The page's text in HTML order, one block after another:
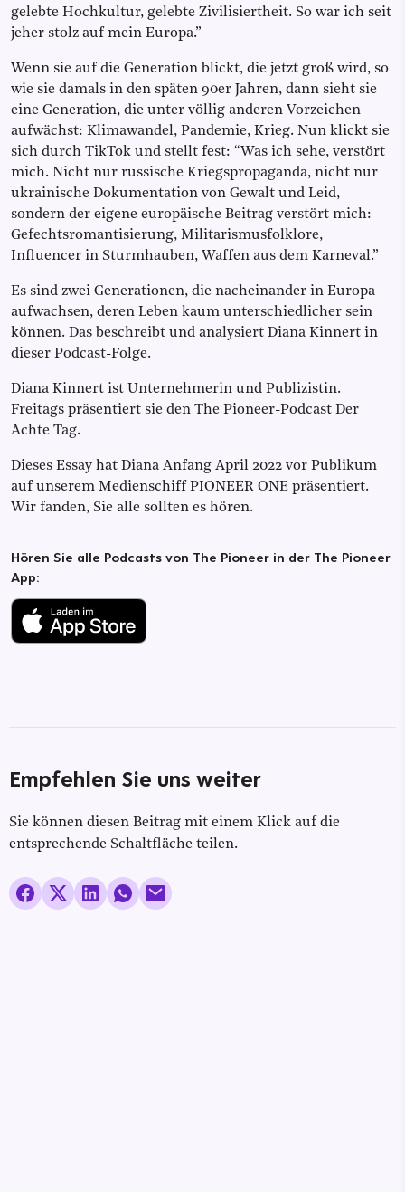
gelebte Hochkultur, gelebte Zivilisiertheit. So war ich seit
jeher stolz auf mein Europa.”
Wenn sie auf die Generation blickt, die jetzt groß wird, so
wie sie damals in den späten 90er Jahren, dann sieht sie
eine Generation, die unter völlig anderen Vorzeichen
aufwächst: Klimawandel, Pandemie, Krieg. Nun klickt sie
sich durch TikTok und stellt fest: “Was ich sehe, verstört
mich. Nicht nur russische Kriegspropaganda, nicht nur
ukrainische Dokumentation von Gewalt und Leid,
sondern der eigene europäische Beitrag verstört mich:
Gefechtsromantisierung, Militarismusfolklore,
Influencer in Sturmhauben, Waffen aus dem Karneval.”
Es sind zwei Generationen, die nacheinander in Europa
aufwachsen, deren Leben kaum unterschiedlicher sein
können. Das beschreibt und analysiert Diana Kinnert in
dieser Podcast-Folge.
Diana Kinnert ist Unternehmerin und Publizistin.
Freitags präsentiert sie den The Pioneer-Podcast Der
Achte Tag.
Dieses Essay hat Diana Anfang April 2022 vor Publikum
auf unserem Medienschiff PIONEER ONE präsentiert.
Wir fanden, Sie alle sollten es hören.
Hören Sie alle Podcasts von The Pioneer in der The Pioneer
App:
Empfehlen Sie uns weiter
Sie können diesen Beitrag mit einem Klick auf die
entsprechende Schaltfläche teilen.